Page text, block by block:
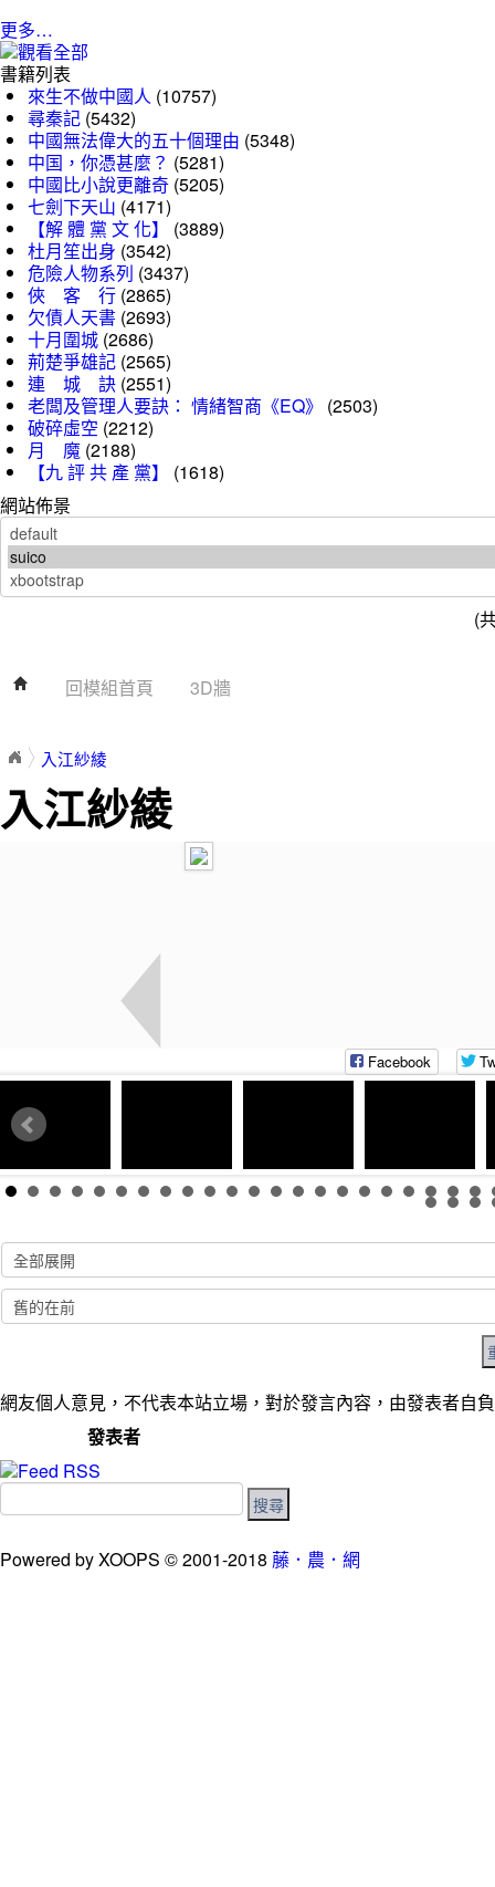
更多…
書籍列表
來生不做中國人 (10757)
尋秦記 (5432)
中國無法偉大的五十個理由 (5348)
中国，你憑甚麼？ (5281)
中國比小說更離奇 (5205)
七劍下天山 (4171)
【解 體 黨 文 化】
(3889)
杜月笙出身 (3542)
危險人物系列 (3437)
俠 客 行 (2865)
欠債人天書 (2693)
十月圍城 (2686)
荊楚爭雄記 (2565)
連 城 訣 (2551)
老闆及管理人要訣： 情緒智商《EQ》 (2503)
破碎虛空 (2212)
月 魔 (2188)
【九 評 共 產 黨】
(1618)
網站佈景
(
回模組首頁 3D牆
入江紗綾
入江紗綾
Facebook
網友個人意見，不代表本站立場，對於發言內容，由發表者自
發表者
Powered by XOOPS © 2001-2018 藤．農．網